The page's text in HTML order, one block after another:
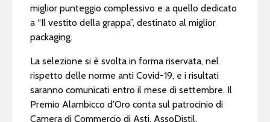
miglior punteggio complessivo e a quello dedicato
a “Il vestito della grappa”, destinato al miglior
packaging.
La selezione si è svolta in forma riservata, nel
rispetto delle norme anti Covid-19, e i risultati
saranno comunicati entro il mese di settembre. Il
Premio Alambicco d’Oro conta sul patrocinio di
Camera di Commercio di Asti, AssoDistil,